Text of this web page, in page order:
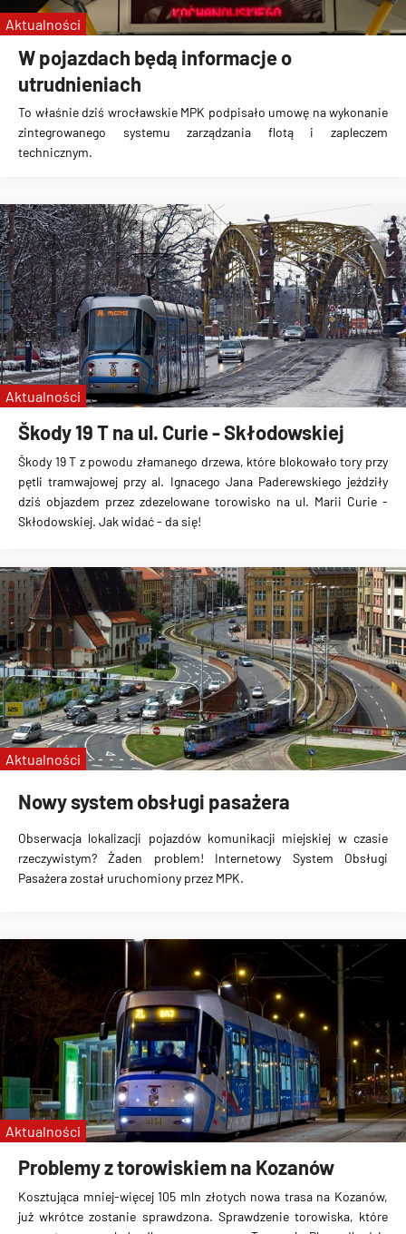
W pojazdach będą informacje o
utrudnieniach
To właśnie dziś wrocławskie MPK podpisało umowę nawykonanie
zintegrowanego systemu zarządzania flotą i zapleczem
technicznym.
Aktualności
Škody 19 T na ul. Curie - Skłodowskiej
Škody 19 T z powodu złamanego drzewa, które blokowało tory przy
pętli tramwajowej przy al. Ignacego Jana Paderewskiego jeździły
dziś objazdem przez zdezelowane torowisko na ul. Marii Curie -
Skłodowskiej. Jak widać - da się!
Aktualności
Nowy system obsługi pasażera
Obserwacja lokalizacji pojazdów komunikacji miejskiej w czasie
rzeczywistym? Żaden problem! Internetowy System Obsługi
Pasażerazostał uruchomiony przez MPK.
Aktualności
Problemy z torowiskiem na Kozanów
Kosztująca mniej-więcej 105 mln złotych nowa trasa na Kozanów,
już wkrótce zostanie sprawdzona. Sprawdzenie torowiska, które
Aktualności